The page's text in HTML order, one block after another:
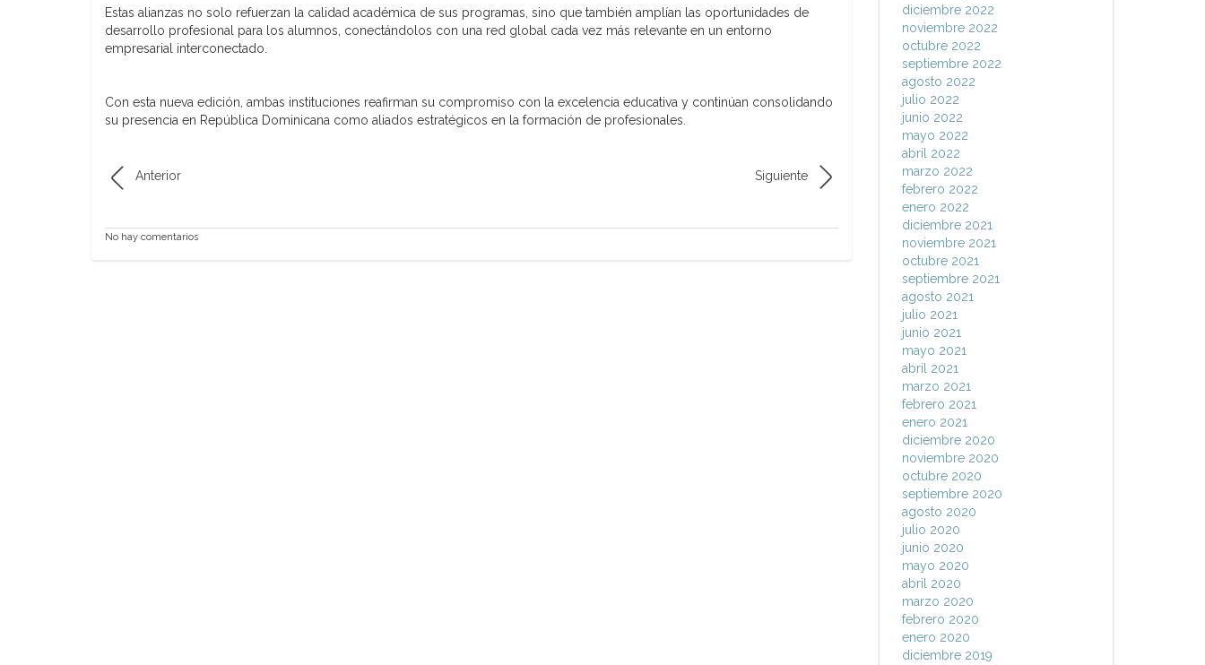
Estas alianzas no solo refuerzan la calidad académica de sus programas, sino que también amplían las oportunidades de
desarrollo profesional para los alumnos, conectándolos con una red global cada vez más relevante en un entorno
empresarial interconectado.
Con esta nueva edición, ambas instituciones reafirman su compromiso con la excelencia educativa y continúan consolidando
su presencia en República Dominicana como aliados estratégicos en la formación de profesionales.
Anterior Siguiente
No hay comentarios
diciembre 2022
noviembre 2022
octubre 2022
septiembre 2022
agosto 2022
julio 2022
junio 2022
mayo 2022
abril 2022
marzo 2022
febrero 2022
enero 2022
diciembre 2021
noviembre 2021
octubre 2021
septiembre 2021
agosto 2021
julio 2021
junio 2021
mayo 2021
abril 2021
marzo 2021
febrero 2021
enero 2021
diciembre 2020
noviembre 2020
octubre 2020
septiembre 2020
agosto 2020
julio 2020
junio 2020
mayo 2020
abril 2020
marzo 2020
febrero 2020
enero 2020
diciembre 2019